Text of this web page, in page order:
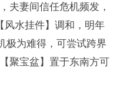
夫妻间信任危机频发，
风水挂件】调和，明年
极为难得，可尝试跨界
聚宝盆】置于东南方可